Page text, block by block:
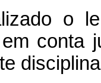
o
conta